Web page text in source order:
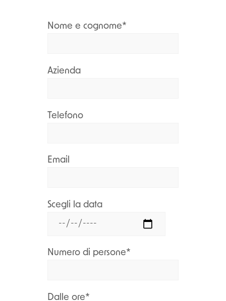
Nome e cognome*
Azienda
Telefono
Email
Scegli la data
Numero di persone*
Dalle ore*